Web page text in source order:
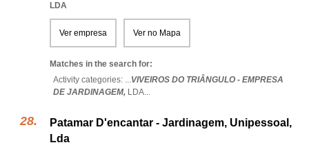
LDA
Ver empresa Ver no Mapa
Matches in the search for:
Activity categories: ...VIVEIROS DO TRIÂNGULO - EMPRESA
DE JARDINAGEM, LDA...
Patamar D'encantar - Jardinagem, Unipessoal,
Lda